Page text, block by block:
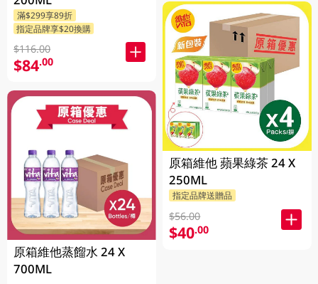
滿$299享89折
指定品牌享$20換購
$116.00
$84.00
原箱維他蒸餾水 24 X
700ML
原箱維他 蘋果綠茶 24 X
250ML
指定品牌送贈品
$56.00
$40.00